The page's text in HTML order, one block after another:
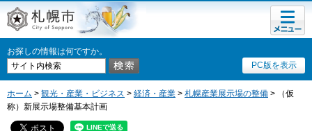
札幌市
お探しの情報は何ですか。
PC版を表示
メニュ
ー
ホーム > 観光・産業・ビジネス > 経済・産業 > 札幌産業展示場の整備 > （仮
称）新展示場整備基本計画